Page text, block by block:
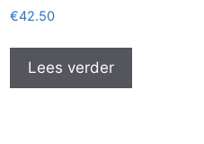
€42.50
Lees verder